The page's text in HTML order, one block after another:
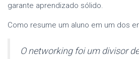
garante aprendizado sólido.
Como resume um aluno em um dos
O networking foi um divisor